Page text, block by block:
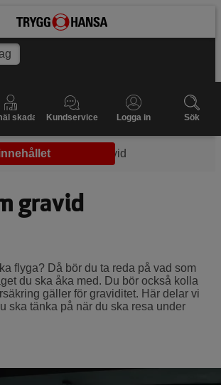
skada Kundservice Logga in Sök
Flyga som gravid
gravid
flyga? Då bör du ta reda på vad som
du ska åka med. Du bör också kolla
gäller för graviditet. Här delar vi
ska tänka på när du ska resa under